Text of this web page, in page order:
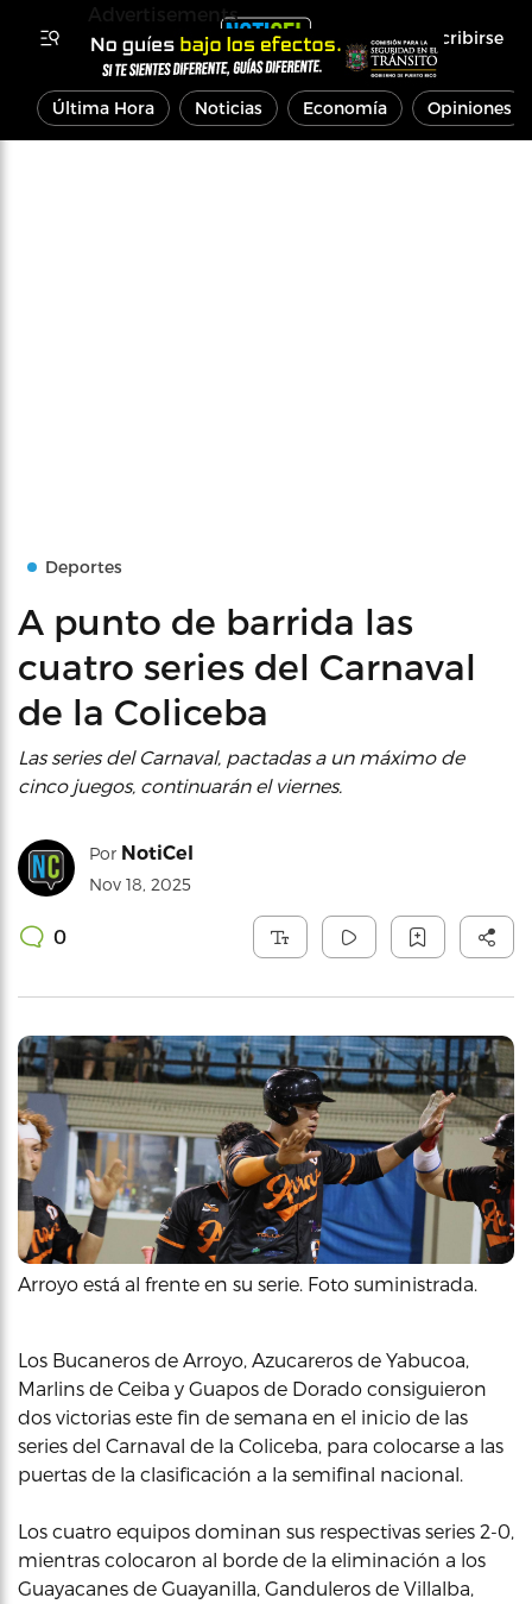
Inscribirse
Última Hora Noticias Economía Opiniones
Deportes
A punto de barrida las
cuatro series del Carnaval
de la Coliceba
Las series del Carnaval, pactadas a un máximo de
cinco juegos, continuarán el viernes.
Por NotiCel
Nov 18, 2025
0
Arroyo está al frente en su serie. Foto suministrada.
Los Bucaneros de Arroyo, Azucareros de Yabucoa,
Marlins de Ceiba y Guapos de Dorado consiguieron
dos victorias este fin de semana en el inicio de las
series del Carnaval de la Coliceba, para colocarse a las
puertas de la clasificación a la semifinal nacional.
Los cuatro equipos dominan sus respectivas series 2-0,
mientras colocaron al borde de la eliminación a los
Guayacanes de Guayanilla, Ganduleros de Villalba,
Advertisements